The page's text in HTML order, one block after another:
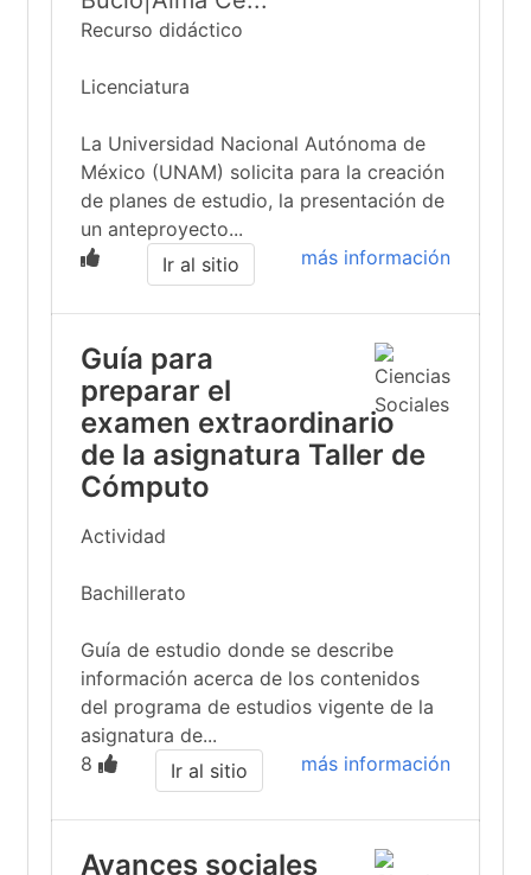
Recurso didáctico
Licenciatura
La Universidad Nacional Autónoma de
México (UNAM) solicita para la creación
de planes de estudio, la presentación de
un anteproyecto...
más información
Ir al sitio
Guía para
preparar el
examen extraordinario
de la asignatura Taller de
Cómputo
Actividad
Bachillerato
Guía de estudio donde se describe
información acerca de los contenidos
del programa de estudios vigente de la
asignatura de...
8
más información
Ir al sitio
Avances sociales